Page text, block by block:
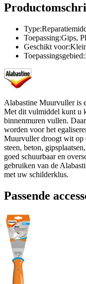
Toepassing:Gips,
Geschikt
Alabastine Muurvuller is
Met dit vulmiddel kunt u
binnenmuren vullen.
worden voor het
Muurvuller droogt wit op
steen, beton,
goed schuurbaar en
gebruiken van de
met uw schilderklus.
Passende